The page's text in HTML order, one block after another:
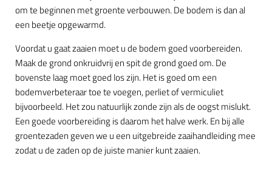
om te beginnen met groente verbouwen. De bodem is dan al
een beetje opgewarmd.
Voordat u gaat zaaien moet u de bodem goed voorbereiden.
Maak de grond onkruidvrij en spit de grond goed om. De
bovenste laag moet goed los zijn. Het is goed om een
bodemverbeteraar toe te voegen, perliet of vermiculiet
bijvoorbeeld. Het zou natuurlijk zonde zijn als de oogst mislukt.
Een goede voorbereiding is daarom het halve werk. En bij alle
groentezaden geven we u een uitgebreide zaaihandleiding mee
zodat u de zaden op de juiste manier kunt zaaien.